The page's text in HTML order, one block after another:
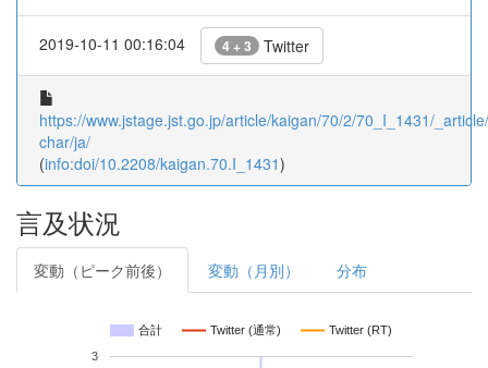
2019-10-11 00:16:04 4 + 3 Twitter
https://www.jstage.jst.go.jp/article/kaigan/70/2/70_I_1431/
char/ja/
(info:doi/10.2208/kaigan.70.I_1431)
言及状況
変動（ピーク前後） 変動（月別） 分布
合計 Twitter (通常) Twitter (RT)
3